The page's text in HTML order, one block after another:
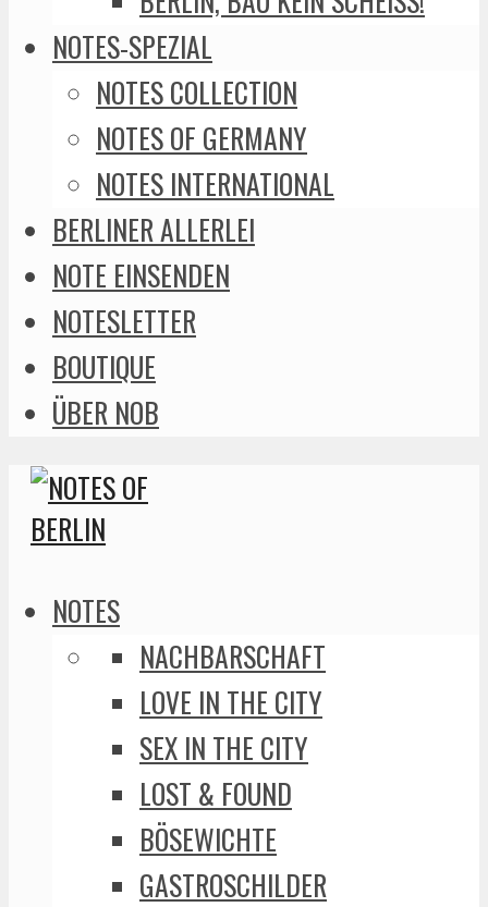
NOTES-SPEZIAL
NOTES COLLECTION
NOTES OF GERMANY
NOTES INTERNATIONAL
BERLINER ALLERLEI
NOTE EINSENDEN
NOTESLETTER
BOUTIQUE
ÜBER NOB
NOTES
NACHBARSCHAFT
LOVE IN THE CITY
SEX IN THE CITY
LOST & FOUND
BÖSEWICHTE
GASTROSCHILDER